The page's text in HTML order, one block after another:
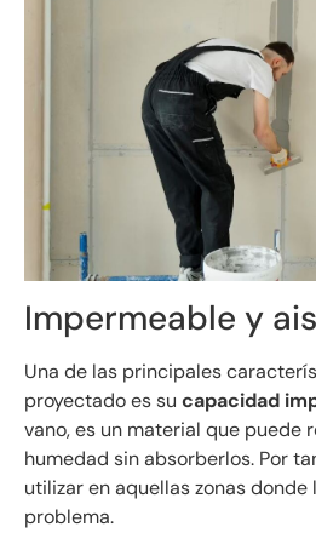
Impermeable y
Una de las principales
proyectado es su capacidad
vano, es un material que puede
humedad sin absorberlos. Por
utilizar en aquellas zonas donde
problema.